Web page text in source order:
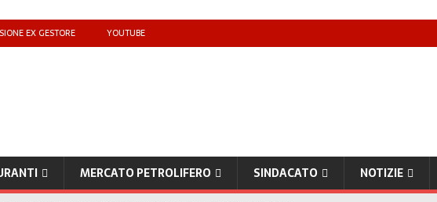
EX GESTORE YOUTUBE
MERCATO PETROLIFERO SINDACATO NOTIZIE